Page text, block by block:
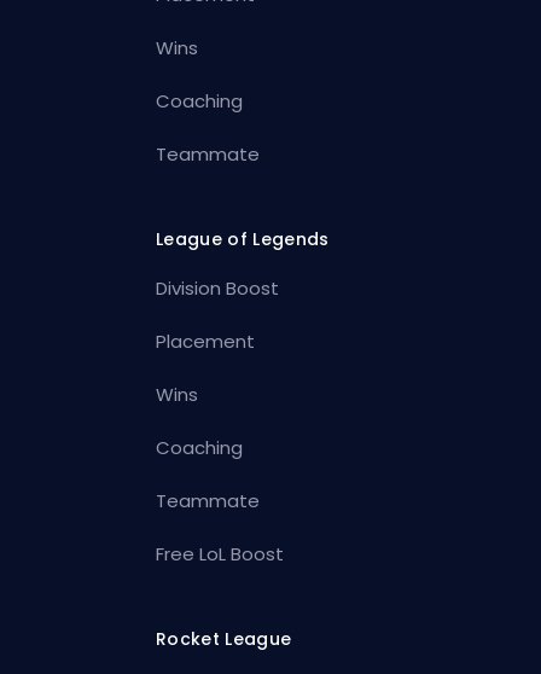
Wins
Coaching
Teammate
League of Legends
Division Boost
Placement
Wins
Coaching
Teammate
Free LoL Boost
Rocket League